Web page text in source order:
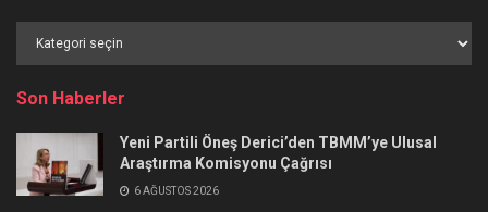
Kategorileri
Son Haberler
Yeni Partili Öneş Derici’den TBMM’ye Ulusal
Araştırma Komisyonu Çağrısı
6 AĞUSTOS 2026